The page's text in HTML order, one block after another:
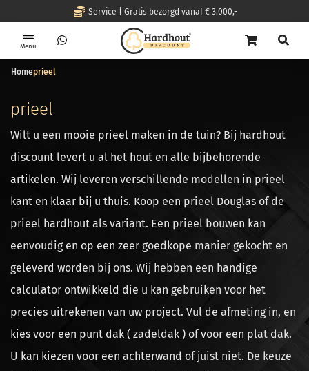
Service | Gratis bezorgd vanaf € 3.000,-
Menu
Homeprieel
prieel
Wilt u een mooie prieel maken in de tuin? Bij hardhout
discount levert u al het hout en alle bijbehorende
artikelen. Wij leveren verschillende modellen in prieel
kant en klaar bij u thuis. Koop een prieel Douglas of de
prieel hardhout als variant. Een prieel bouwen kan
eenvoudig en op een zeer goedkope manier gekocht en
geleverd worden bij ons. Wij hebben een handige
calculator ontwikkeld die u kan gebruiken voor het
precies uitrekenen van uw project. Vul de afmeting in, en
kies voor een punt dak ( zadeldak ) of voor een plat dak.
U kan kiezen voor een achterwand of juist niet. De keuze